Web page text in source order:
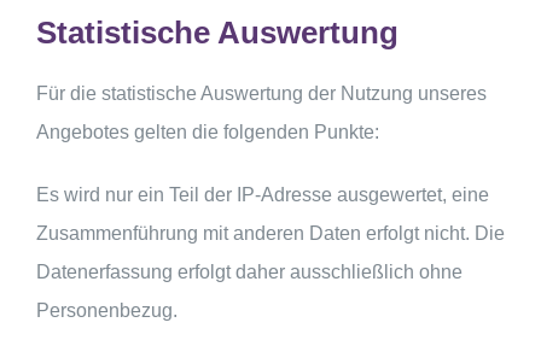
Statistische Auswertung
Für die statistische Auswertung der Nutzung unseres
Angebotes gelten die folgenden Punkte:
Es wird nur ein Teil der IP-Adresse ausgewertet, eine
Zusammenführung mit anderen Daten erfolgt nicht. Die
Datenerfassung erfolgt daher ausschließlich ohne
Personenbezug.